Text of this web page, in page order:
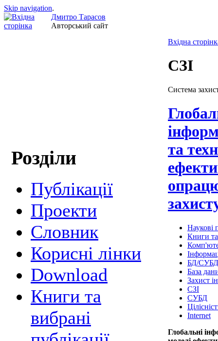
Skip navigation.
Дмитро Тарасов
Авторський сайт
Розділи
Публікації
Проекти
Cловник
Корисні лінки
Download
Книги та
вибрані
Вхідна
СЗІ
Система
та
Наукові
Книги та
БД/СУБД
База
Захист
СЗІ
СУБД
Internet
Глобальні